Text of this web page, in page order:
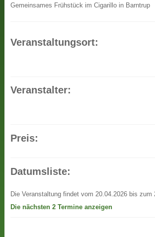
Gemeinsames Frühstück im Cigarillo in Barntrup
Veranstaltungsort:
Veranstalter:
Preis:
Datumsliste:
Die Veranstaltung findet vom 20.04.2026 bis zum
Die nächsten 2 Termine anzeigen